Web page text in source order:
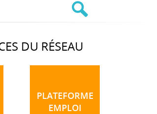
DU RÉSEAU
PLATEFORME
EMPLOI